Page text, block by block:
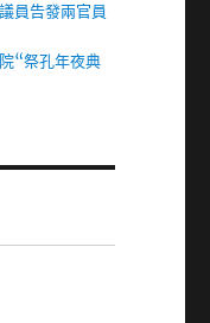
員告發兩官員
“祭孔年夜典